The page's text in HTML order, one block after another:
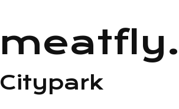
meatfly.
Citypark